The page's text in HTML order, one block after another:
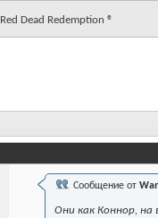
Red Dead Redemption ®
Сообщение от
Они как Коннор, на